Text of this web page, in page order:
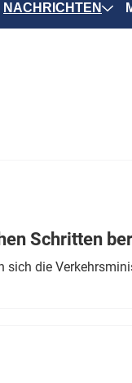
NACHRICHTEN
Schritten
sich die